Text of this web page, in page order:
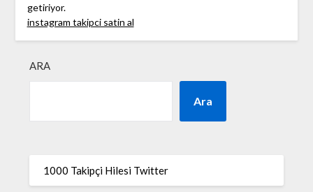
getiriyor.
instagram takipci satin al
ARA
Ara
1000 Takipçi Hilesi Twitter